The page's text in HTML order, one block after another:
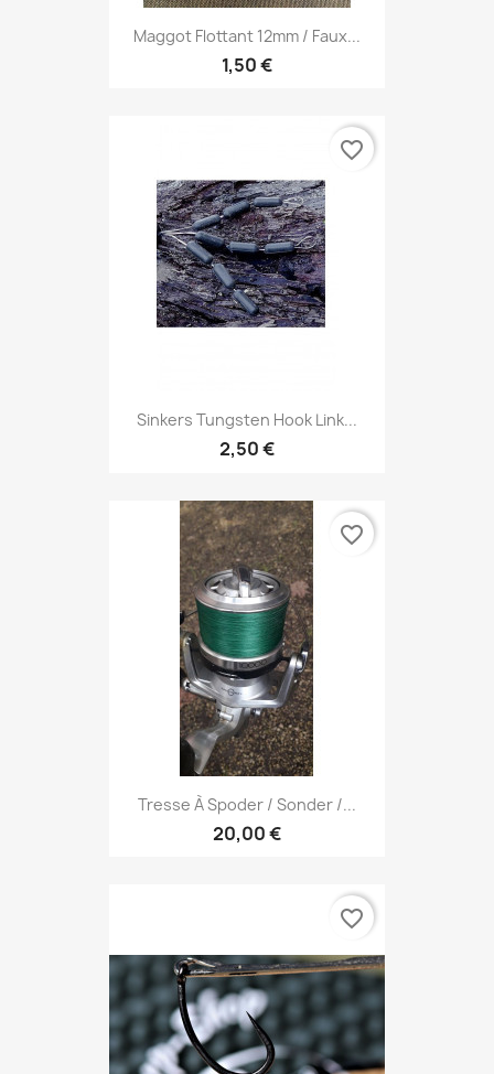
Maggot Flottant 12mm / Faux...
1,50 €
Sinkers Tungsten Hook Link...
2,50 €
favorite_border
Tresse À Spoder / Sonder /...
20,00 €
favorite_border
favorite_border